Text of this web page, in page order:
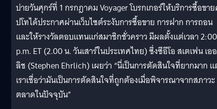
บ่ายวันศุกร์ที่ 1 กรกฎาคม Voyager โบรกเกอร์ให้บริการซื้อขา
ปโทได้ประกาศผ่านเว็บไซต์ระงับการซื้อขาย การฝาก การถอน
และให้รางวัลตอบแทนแก่สมาชิกชั่วคราว มีผลตั้งแต่เวลา 2:00
p.m. ET (2.00 น. วันเสาร์ในประเทศไทย) ซึ่งซีอีโอ สเตเฟน เอ
ลิช (Stephen Ehrlich) เผยว่า “นี่เป็นการตัดสินใจที่ยากมาก
เราเชื่อว่ามันเป็นการตัดสินใจที่ถูกต้องเมื่อพิจารณาจากสภาวะ
ตลาดในปัจจุบัน”